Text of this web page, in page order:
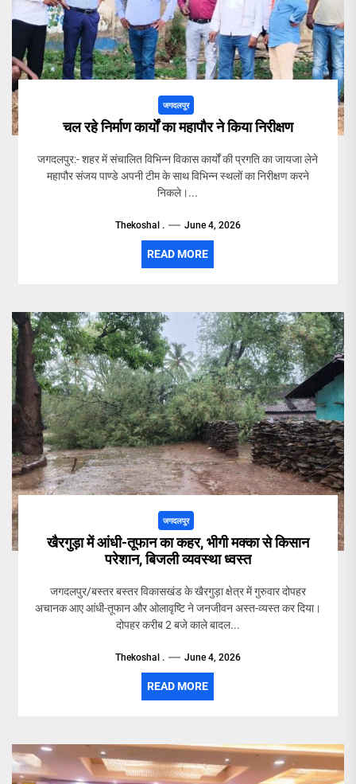
जगदलपुर
चल रहे निर्माण कार्यों का महापौर ने किया निरीक्षण
जगदलपुर:- शहर में संचालित विभिन्न विकास कार्यों की प्रगति का जायजा लेने
महापौर संजय पाण्डे अपनी टीम के साथ विभिन्न स्थलों का निरीक्षण करने
निकले।...
Thekoshal . June 4, 2026
READ MORE
जगदलपुर
खैरगुड़ा में आंधी-तूफान का कहर, भीगी मक्का से किसान
परेशान, बिजली व्यवस्था ध्वस्त
जगदलपुर/बस्तर बस्तर विकासखंड के खैरगुड़ा क्षेत्र में गुरुवार दोपहर
अचानक आए आंधी-तूफान और ओलावृष्टि ने जनजीवन अस्त-व्यस्त कर दिया।
दोपहर करीब 2 बजे काले बादल...
Thekoshal . June 4, 2026
READ MORE